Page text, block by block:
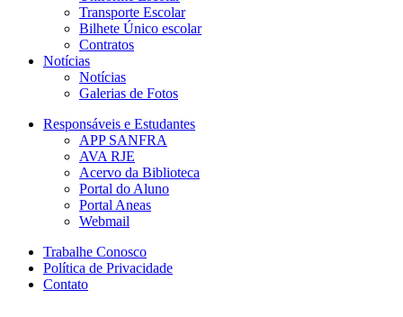
Transporte Escolar
Bilhete Único escolar
Contratos
Notícias
Notícias
Galerias de Fotos
Responsáveis e Estudantes
APP SANFRA
AVA RJE
Acervo da Biblioteca
Portal do Aluno
Portal Aneas
Webmail
Trabalhe Conosco
Política de Privacidade
Contato